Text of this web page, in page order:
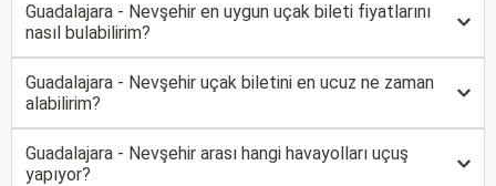
Guadalajara - Nevşehir en uygun uçak bileti fiyatlarını
nasıl bulabilirim?
Guadalajara - Nevşehir uçak biletini en ucuz ne zaman
alabilirim?
Guadalajara - Nevşehir arası hangi havayolları uçuş
yapıyor?